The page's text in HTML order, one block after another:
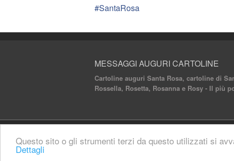
Questo sito o gli strumenti terzi da questo utilizzati si
Dettagli
#SantaRosa
MESSAGGI AUGURI CARTOLINE
Cartoline auguri Santa Rosa, cartoline di
Rossella, Rosetta, Rosanna e Rosy - Il più